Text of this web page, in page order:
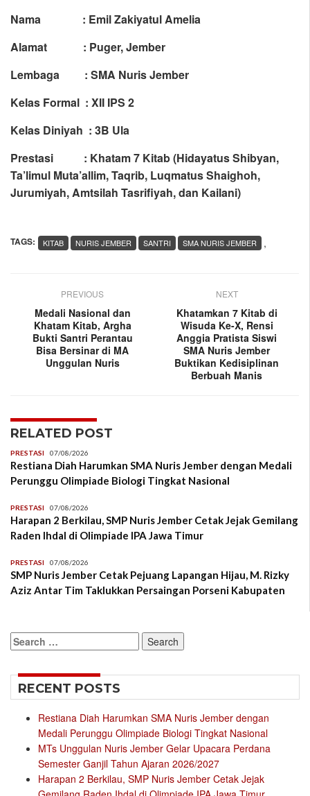
Nama : Emil Zakiyatul Amelia
Alamat : Puger, Jember
Lembaga : SMA Nuris Jember
Kelas Formal : XII IPS 2
Kelas Diniyah : 3B Ula
Prestasi : Khatam 7 Kitab (Hidayatus Shibyan,
Ta’limul Muta’allim, Taqrib, Luqmatus Shaighoh,
Jurumiyah, Amtsilah Tasrifiyah, dan Kailani)
TAGS: ,
KITAB NURIS JEMBER SANTRI SMA NURIS JEMBER
PREVIOUS
Medali Nasional dan
Khatam Kitab, Argha
Bukti Santri Perantau
Bisa Bersinar di MA
Unggulan Nuris
NEXT
Khatamkan 7 Kitab di
Wisuda Ke-X, Rensi
Anggia Pratista Siswi
SMA Nuris Jember
Buktikan Kedisiplinan
Berbuah Manis
RELATED POST
PRESTASI 07/08/2026
Restiana Diah Harumkan SMA Nuris Jember dengan Medali
Perunggu Olimpiade Biologi Tingkat Nasional
PRESTASI 07/08/2026
Harapan 2 Berkilau, SMP Nuris Jember Cetak Jejak Gemilang
Raden Ihdal di Olimpiade IPA Jawa Timur
PRESTASI 07/08/2026
SMP Nuris Jember Cetak Pejuang Lapangan Hijau, M. Rizky
Aziz Antar Tim Taklukkan Persaingan Porseni Kabupaten
Search
for:
RECENT POSTS
Restiana Diah Harumkan SMA Nuris Jember dengan
Medali Perunggu Olimpiade Biologi Tingkat Nasional
MTs Unggulan Nuris Jember Gelar Upacara Perdana
Semester Ganjil Tahun Ajaran 2026/2027
Harapan 2 Berkilau, SMP Nuris Jember Cetak Jejak